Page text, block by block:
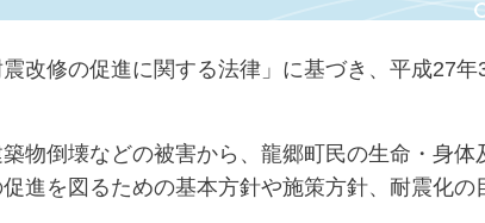
改修の促進に関する法律」に基づき、平成27
物倒壊などの被害から、龍郷町民の生命・身
進を図るための基本方針や施策方針、耐震化の